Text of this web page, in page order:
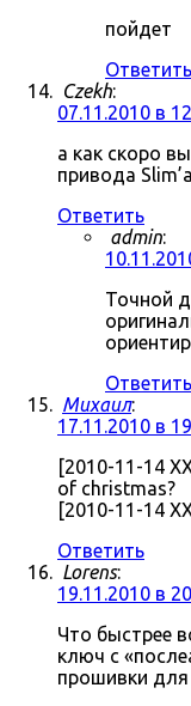
пойдет
Ответить
Czekh:
07.11.2010 в
а как скоро
привода
Ответить
admin:
Точной
Ответить
Михаил:
17.11.2010 в
[2010-11-14
of christmas?
[2010-11-14
Ответить
Lorens:
19.11.2010 в
Что быстрее
ключ с
прошивки для